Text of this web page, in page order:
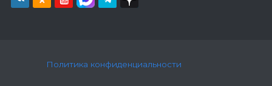
Политика конфиденциальности